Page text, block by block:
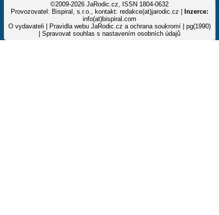
©2009-2026 JaRodic.cz, ISSN 1804-0632
Provozovatel: Bispiral, s.r.o., kontakt: redakce(at)jarodic.cz |
Inzerce:
info(at)bispiral.com
O vydavateli
Pravidla webu JaRodic.cz a ochrana soukromí | pg(1990)
Spravovat souhlas s nastavením osobních údajů